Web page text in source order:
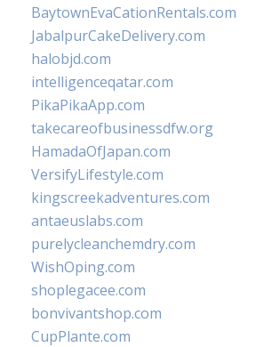
BaytownEvaCationRentals.com
JabalpurCakeDelivery.com
halobjd.com
intelligenceqatar.com
PikaPikaApp.com
takecareofbusinessdfw.org
HamadaOfJapan.com
VersifyLifestyle.com
kingscreekadventures.com
antaeuslabs.com
purelycleanchemdry.com
WishOping.com
shoplegacee.com
bonvivantshop.com
CupPlante.com